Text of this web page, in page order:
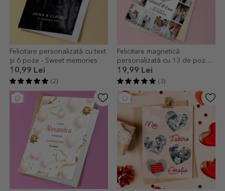
Felicitare personalizată cu text
și 6 poze - Sweet memories
10,99 Lei
(2)
Felicitare magnetică
personalizată cu 13 de poze
și text pentru aniversare
relație
19,99 Lei
(3)